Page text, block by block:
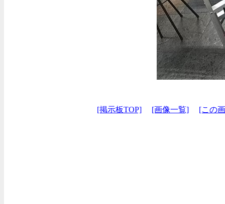
[掲示板TOP] [画像一覧] [この